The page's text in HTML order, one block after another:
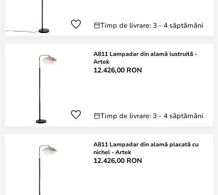
Timp de livrare: 3 - 4 săptămâni
A811 Lampadar din alamă lustruită -
Artek
12.426,00 RON
Timp de livrare: 3 - 4 săptămâni
A811 Lampadar din alamă placată cu
nichel - Artek
12.426,00 RON